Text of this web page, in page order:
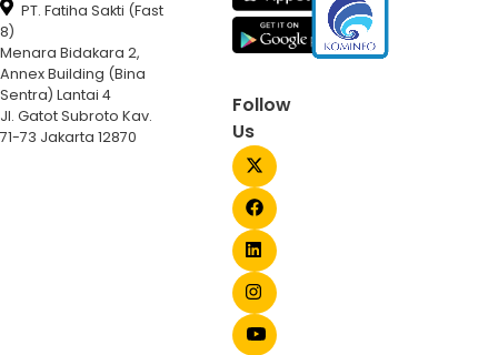
PT. Fatiha Sakti (Fast
8)
Menara Bidakara 2,
Annex Building (Bina
Sentra) Lantai 4
Jl. Gatot Subroto Kav.
71-73 Jakarta 12870
Follow
Us